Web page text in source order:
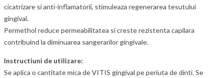
cicatrizare si anti-inflamatorii, stimuleaza regenerarea tesutului
gingival.
Permethol reduce permeabilitatea si creste rezistenta capilara
contribuind la diminuarea sangerarilor gingivale.
Instructiuni de utilizare:
Se aplica o cantitate mica de VITIS gingival pe periuta de dinti. Se